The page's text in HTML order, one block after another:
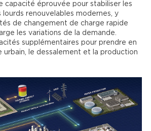
capacité éprouvée pour stabiliser les
renouvelables modernes, y
de changement de charge rapide
les variations de la demande.
supplémentaires pour prendre en
urbain, le dessalement et la production